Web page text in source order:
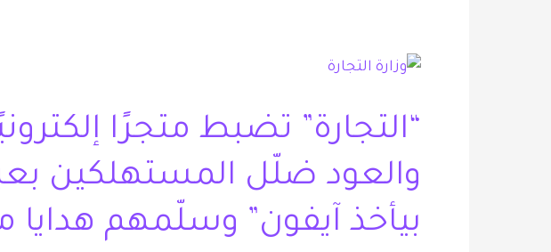
“التجارة” تضبط متجرًا
والعود ضلّل المستهلكين
بيأخذ آيفون” وسلّمهم هدايا
“التجارة”
متجرًا
لبيع
العطور